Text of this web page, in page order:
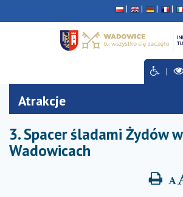
Deklaracja
dostępności
Przejdź
do
głównej
treści
Przejdź
do
menu
Przejdź
do
stopki
Atrakcje
3. Spacer śladami Żydów w
Wadowicach